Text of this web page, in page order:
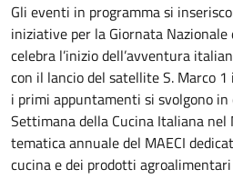
Gli eventi in programma si
iniziative per la Giornata Nazionale
celebra l’inizio dell’avventura
con il lancio del satellite S. Marco
i primi appuntamenti si svolgono in
Settimana della Cucina Italiana nel
tematica annuale del MAECI
cucina e dei prodotti